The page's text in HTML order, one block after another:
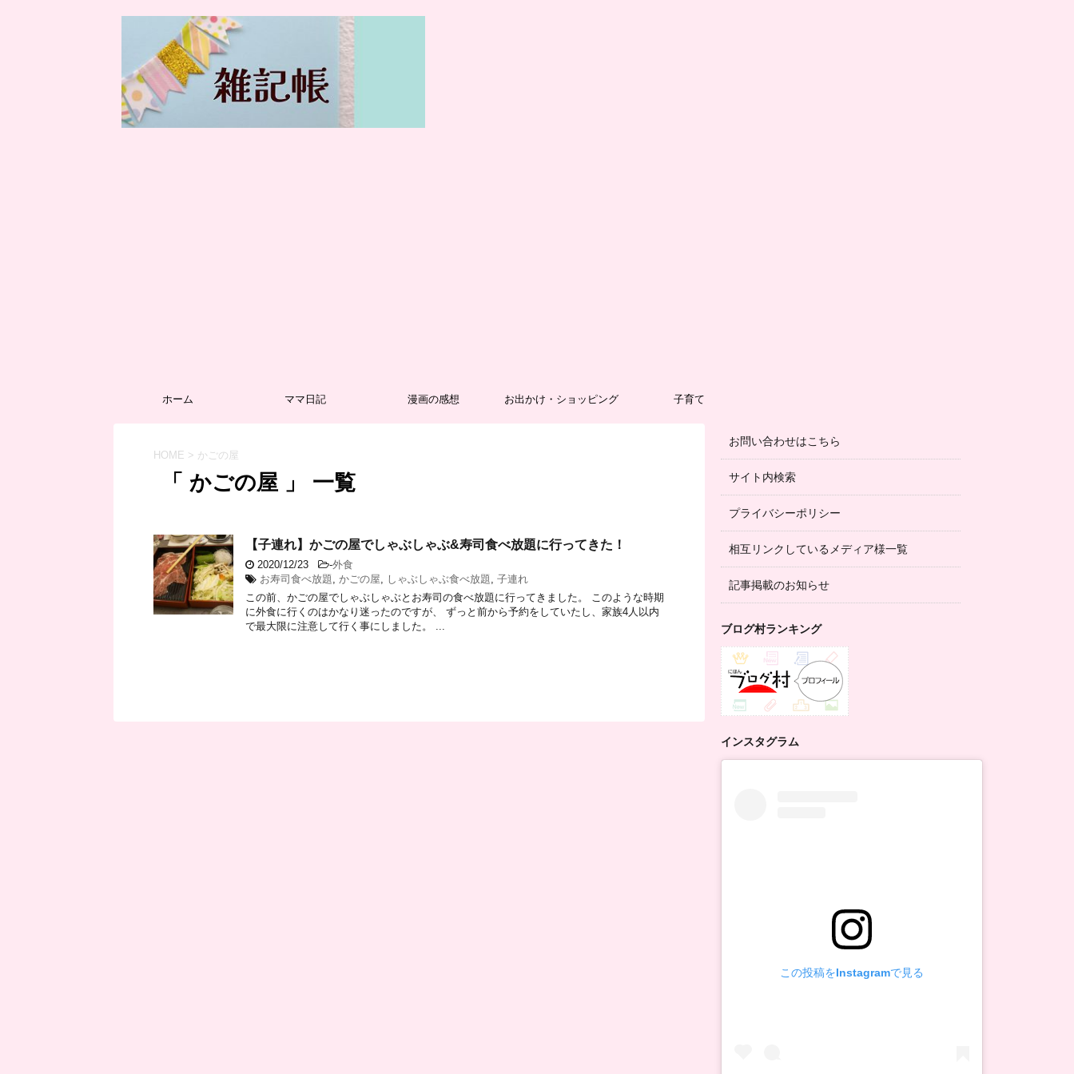
ホーム ママ日記 漫画の感想 お出かけ・ショッピング 子育て
HOME > かごの屋
「 かごの屋 」 一覧
【子連れ】かごの屋でしゃぶしゃぶ&寿司食べ放題に行ってきた！
2020/12/23 -外食
お寿司食べ放題
かごの屋 しゃぶしゃぶ食べ放題
子連れ
この前、かごの屋でしゃぶしゃぶとお寿司の食べ放題に行ってきました。 このような時期
に外食に行くのはかなり迷ったのですが、 ずっと前から予約をしていたし、家族4人以内
で最大限に注意して行く事にしました。 ...
お問い合わせはこちら
サイト内検索
プライバシーポリシー
相互リンクしているメディア様一覧
記事掲載のお知らせ
ブログ村ランキング
インスタグラム
この投稿をInstagramで見る